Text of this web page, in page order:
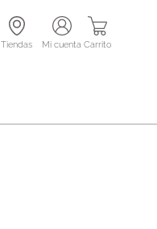
Tiendas mi cuenta Carrito